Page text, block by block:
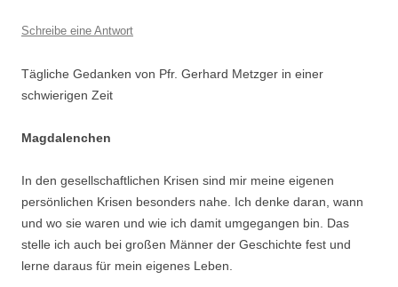
Schreibe eine Antwort
Tägliche Gedanken von Pfr. Gerhard Metzger in einer
schwierigen Zeit
Magdalenchen
In den gesellschaftlichen Krisen sind mir meine eigenen
persönlichen Krisen besonders nahe. Ich denke daran, wann
und wo sie waren und wie ich damit umgegangen bin. Das
stelle ich auch bei großen Männer der Geschichte fest und
lerne daraus für mein eigenes Leben.